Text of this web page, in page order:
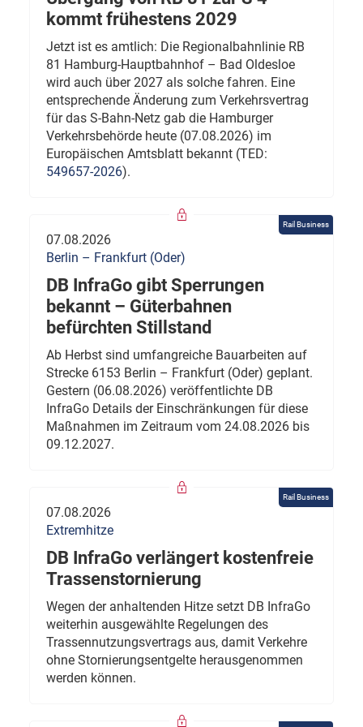
kommt frühestens 2029
Jetzt ist es amtlich: Die Regionalbahnlinie RB
81 Hamburg-Hauptbahnhof – Bad Oldesloe
wird auch über 2027 als solche fahren. Eine
entsprechende Änderung zum Verkehrsvertrag
für das S-Bahn-Netz gab die Hamburger
Verkehrsbehörde heute (07.08.2026) im
Europäischen Amtsblatt bekannt (TED:
549657-2026).
Rail Business
07.08.2026
Berlin – Frankfurt (Oder)
DB InfraGo gibt Sperrungen
bekannt – Güterbahnen
befürchten Stillstand
Ab Herbst sind umfangreiche Bauarbeiten auf
Strecke 6153 Berlin – Frankfurt (Oder) geplant.
Gestern (06.08.2026) veröffentlichte DB
InfraGo Details der Einschränkungen für diese
Maßnahmen im Zeitraum vom 24.08.2026 bis
09.12.2027.
Rail Business
07.08.2026
Extremhitze
DB InfraGo verlängert kostenfreie
Trassenstornierung
Wegen der anhaltenden Hitze setzt DB InfraGo
weiterhin ausgewählte Regelungen des
Trassennutzungsvertrags aus, damit Verkehre
ohne Stornierungsentgelte herausgenommen
werden können.